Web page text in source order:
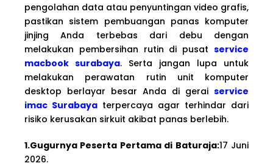
pengolahan data atau penyuntingan video grafis,
pastikan sistem pembuangan panas komputer
jinjing Anda terbebas dari debu dengan
melakukan pembersihan rutin di pusat service
macbook surabaya. Serta jangan lupa untuk
melakukan perawatan rutin unit komputer
desktop berlayar besar Anda di gerai service
imac Surabaya terpercaya agar terhindar dari
risiko kerusakan sirkuit akibat panas berlebih.
1.Gugurnya Peserta Pertama di Baturaja:17 Juni
2026.